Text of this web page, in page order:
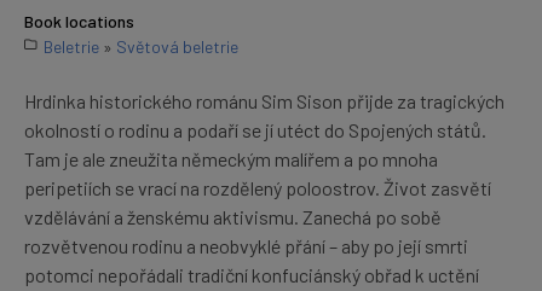
Book locations
Beletrie » Světová beletrie
Hrdinka historického románu Sim Sison přijde za tragických
okolností o rodinu a podaří se jí utéct do Spojených států.
Tam je ale zneužita německým malířem a po mnoha
peripetiích se vrací na rozdělený poloostrov. Život zasvětí
vzdělávání a ženskému aktivismu. Zanechá po sobě
rozvětvenou rodinu a neobvyklé přání – aby po její smrti
potomci nepořádali tradiční konfuciánský obřad k uctění